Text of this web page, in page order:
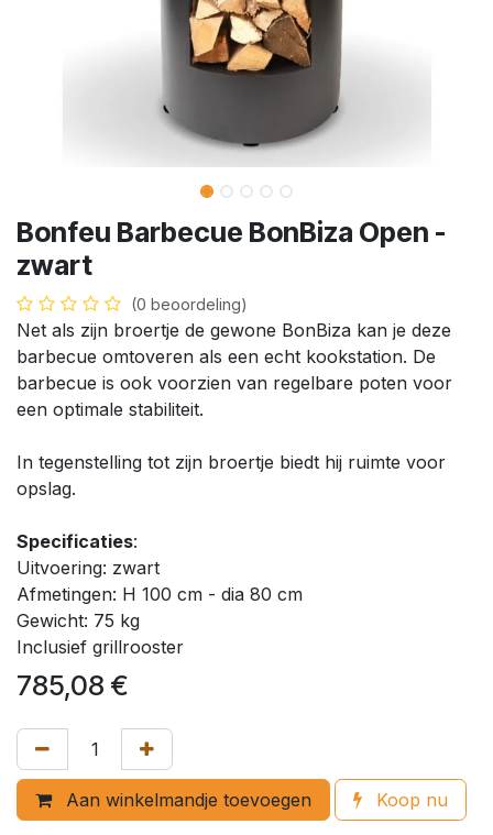
Bonfeu Barbecue BonBiza Open -
zwart
(0 beoordeling)
Net als zijn broertje de gewone BonBiza kan je deze
barbecue omtoveren als een echt kookstation. De
barbecue is ook voorzien van regelbare poten voor
een optimale stabiliteit.
In tegenstelling tot zijn broertje biedt hij ruimte voor
opslag.
Specificaties:
Uitvoering: zwart
Afmetingen: H 100 cm - dia 80 cm
Gewicht: 75 kg
Inclusief grillrooster
785,08 €
Aan winkelmandje toevoegen Koop nu